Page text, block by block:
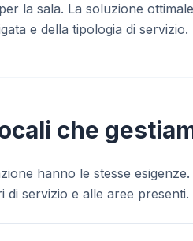
la sala. La soluzione
e della tipologia di servizio.
che
hanno le stesse esigenze.
di servizio e alle aree